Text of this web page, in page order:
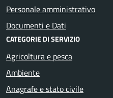
Personale amministrativo
Documenti e Dati
CATEGORIE DI SERVIZIO
Agricoltura e pesca
Ambiente
Anagrafe e stato civile